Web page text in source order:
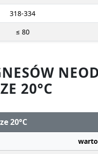
318-334
≤ 80
20°C
20°C